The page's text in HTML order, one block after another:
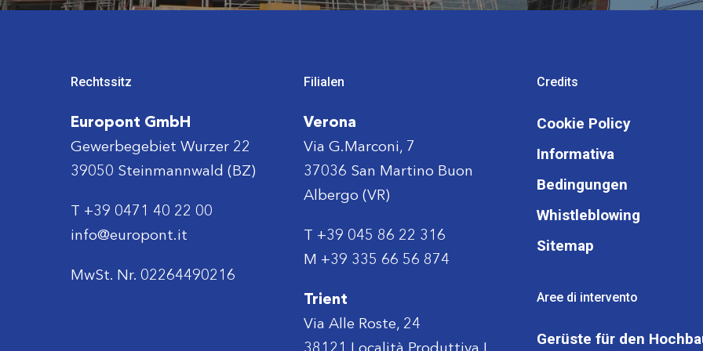
Rechtssitz
Europont GmbH
Gewerbegebiet Wurzer 22
39050 Steinmannwald (BZ)
T +39 0471 40 22 00
info@europont.it
MwSt. Nr. 02264490216
Filialen
Verona
Via G.Marconi, 7
37036 San Martino Buon
Albergo (VR)
T +39 045 86 22 316
M +39 335 66 56 874
Trient
Via Alle Roste, 24
Credits
Cookie Policy
Informativa
Bedingungen
Whistleblowing
Sitemap
Aree di intervento
Gerüste für den